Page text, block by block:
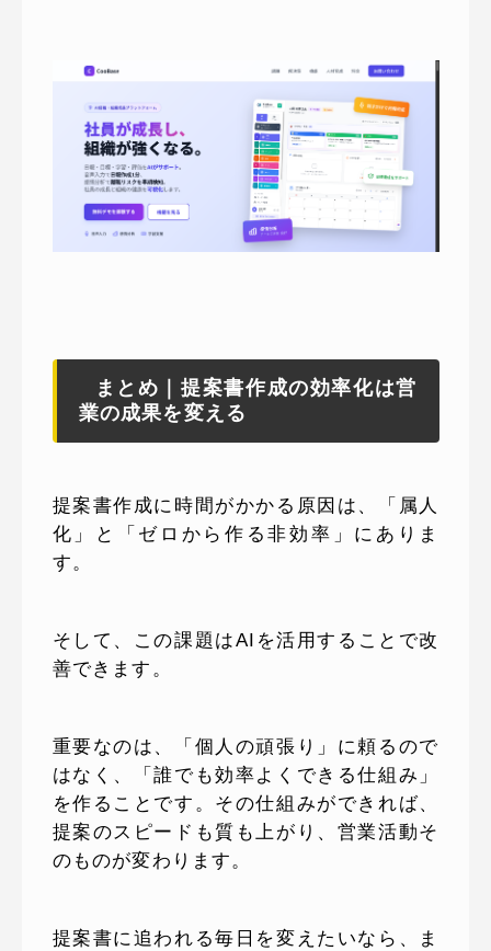
まとめ｜提案書作成の効率化は営
業の成果を変える
提案書作成に時間がかかる原因は、「属人
化」と「ゼロから作る非効率」にありま
す。
そして、この課題はAIを活用することで改
善できます。
重要なのは、「個人の頑張り」に頼るので
はなく、「誰でも効率よくできる仕組み」
を作ることです。その仕組みができれば、
提案のスピードも質も上がり、営業活動そ
のものが変わります。
提案書に追われる毎日を変えたいなら、ま